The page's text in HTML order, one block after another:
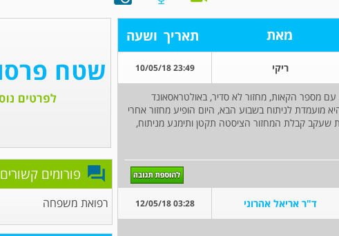
מאת תאריך ושעה
ריקי 23:49 10/05/18
תחתונה עם מספר הקאות, מחזור לא סדיר, באולטראסאונד
הניתוח, היא מועמדת לניתוח בשבוע הבא, היום הופיע מחזור אחרי
שעקב קבלת המחזור הציסטה תקטן ותימנע מניתוח,
ד"ר אריאל אהרוני 03:28 12/05/18
פורומים קשורים
רפואת משפחה